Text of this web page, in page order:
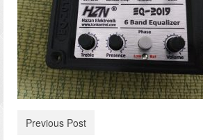
معرض الصور
فيديو
اتصل
Previous Post